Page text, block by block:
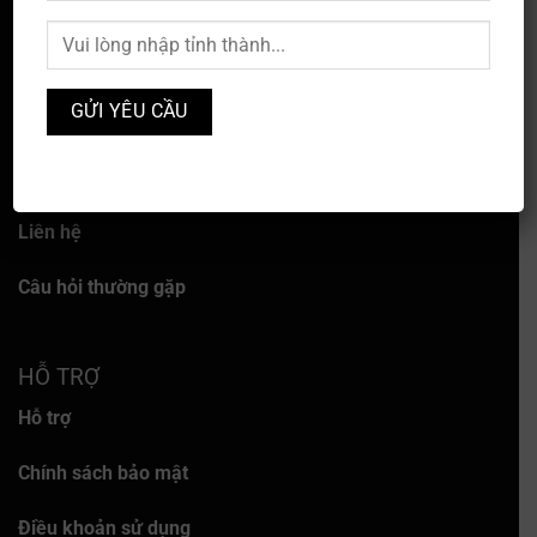
Về chúng tôi
Liên hệ
Câu hỏi thường gặp
HỖ TRỢ
Hỗ trợ
Chính sách bảo mật
Điều khoản sử dụng